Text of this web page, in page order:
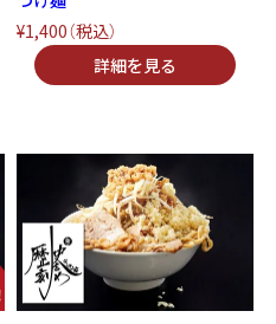
¥1,400（税込）